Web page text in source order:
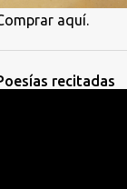
aquí.
recitadas